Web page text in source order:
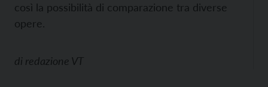
così la possibilità di comparazione tra diverse
opere.
di redazione VT